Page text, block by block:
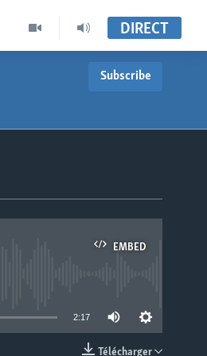
DIRECT
Subscribe
EMBED
2:17
Télécharger